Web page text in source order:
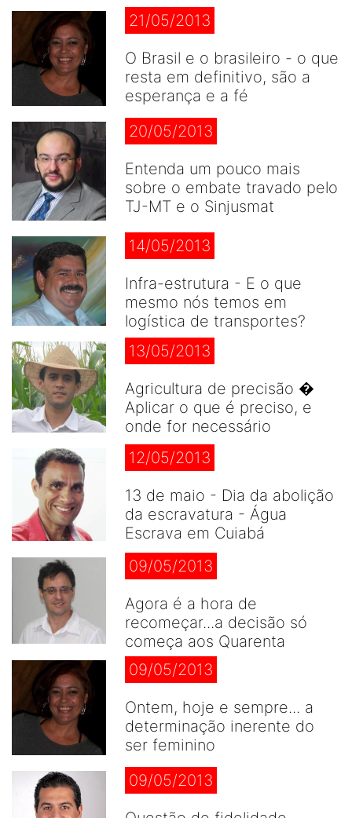
21/05/2013
O Brasil e o brasileiro - o que
resta em definitivo, são a
esperança e a fé
20/05/2013
Entenda um pouco mais
sobre o embate travado pelo
TJ-MT e o Sinjusmat
14/05/2013
Infra-estrutura - E o que
mesmo nós temos em
logística de transportes?
13/05/2013
Agricultura de precisão �
Aplicar o que é preciso, e
onde for necessário
12/05/2013
13 de maio - Dia da abolição
da escravatura - Água
Escrava em Cuiabá
09/05/2013
Agora é a hora de
recomeçar...a decisão só
começa aos Quarenta
09/05/2013
Ontem, hoje e sempre... a
determinação inerente do
ser feminino
09/05/2013